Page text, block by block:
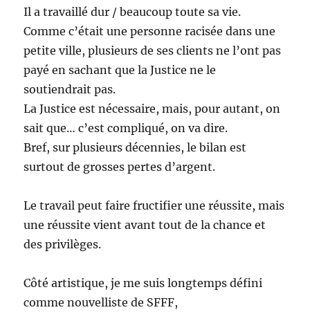
Il a travaillé dur / beaucoup toute sa vie.
Comme c’était une personne racisée dans une
petite ville, plusieurs de ses clients ne l’ont pas
payé en sachant que la Justice ne le
soutiendrait pas.
La Justice est nécessaire, mais, pour autant, on
sait que… c’est compliqué, on va dire.
Bref, sur plusieurs décennies, le bilan est
surtout de grosses pertes d’argent.
Le travail peut faire fructifier une réussite, mais
une réussite vient avant tout de la chance et
des privilèges.
Côté artistique, je me suis longtemps défini
comme nouvelliste de SFFF,